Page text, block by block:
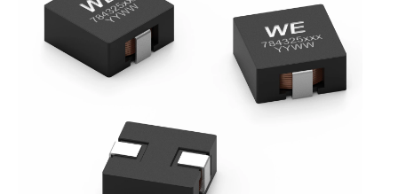
Design Kits